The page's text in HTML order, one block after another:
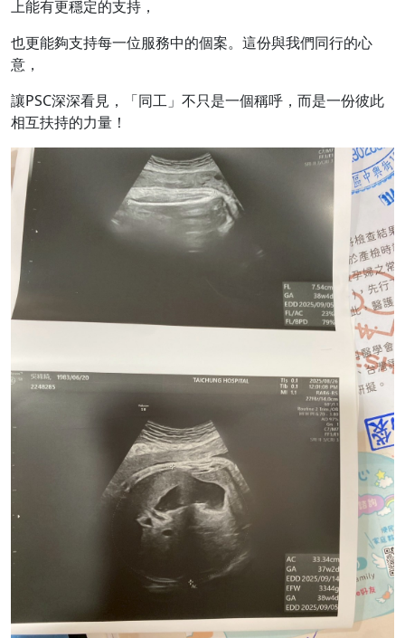
上能有更穩定的支持，
也更能夠支持每一位服務中的個案。這份與我們同行的心
意，
讓PSC深深看見，「同工」不只是一個稱呼，而是一份彼此
相互扶持的力量！